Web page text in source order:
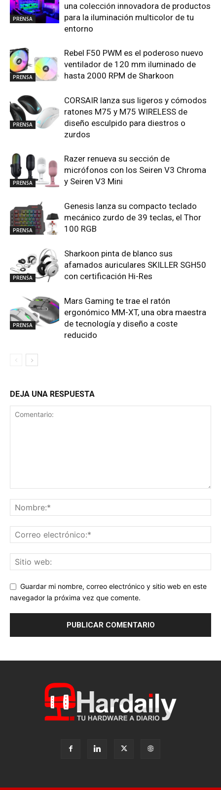
PRENSA
una colección innovadora de productos
para la iluminación multicolor de tu
entorno
PRENSA
Rebel F50 PWM es el poderoso nuevo
ventilador de 120 mm iluminado de
hasta 2000 RPM de Sharkoon
PRENSA
CORSAIR lanza sus ligeros y cómodos
ratones M75 y M75 WIRELESS de
diseño esculpido para diestros o
zurdos
PRENSA
Razer renueva su sección de
micrófonos con los Seiren V3 Chroma
y Seiren V3 Mini
PRENSA
Genesis lanza su compacto teclado
mecánico zurdo de 39 teclas, el Thor
100 RGB
PRENSA
Sharkoon pinta de blanco sus
afamados auriculares SKILLER SGH50
con certificación Hi-Res
PRENSA
Mars Gaming te trae el ratón
ergonómico MM-XT, una obra maestra
de tecnología y diseño a coste
reducido
DEJA UNA RESPUESTA
Guardar mi nombre, correo electrónico y sitio web en este
navegador la próxima vez que comente.